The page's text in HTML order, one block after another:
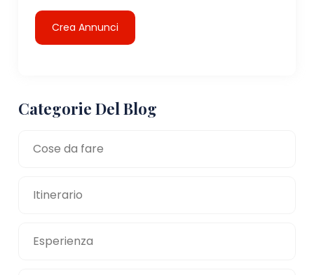
Crea Annunci
Categorie Del Blog
Cose da fare
Itinerario
Esperienza